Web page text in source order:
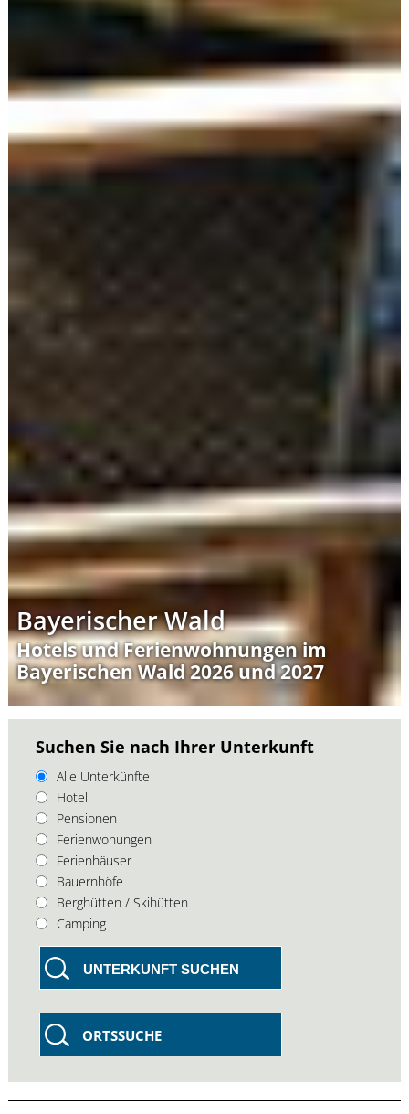
Bayerischer Wald
Hotels und Ferienwohnungen im
Bayerischen Wald 2026 und 2027
Suchen Sie nach Ihrer Unterkunft
Alle Unterkünfte
Hotel
Pensionen
Ferienwohungen
Ferienhäuser
Bauernhöfe
Berghütten / Skihütten
Camping
UNTERKUNFT SUCHEN
ORTSSUCHE